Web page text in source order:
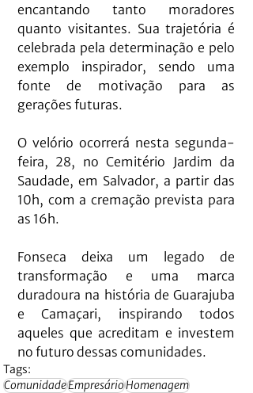
encantando tanto moradores
quanto visitantes. Sua trajetória é
celebrada pela determinação e pelo
exemplo inspirador, sendo uma
fonte de motivação para as
gerações futuras.
O velório ocorrerá nesta segunda-
feira, 28, no Cemitério Jardim da
Saudade, em Salvador, a partir das
10h, com a cremação prevista para
as 16h.
Fonseca deixa um legado de
transformação e uma marca
duradoura na história de Guarajuba
e Camaçari, inspirando todos
aqueles que acreditam e investem
no futuro dessas comunidades.
Tags:
ComunidadeEmpresárioHomenagem